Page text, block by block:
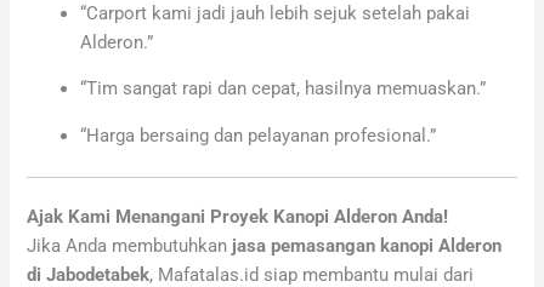
“Carport kami jadi jauh lebih sejuk setelah pakai
Alderon.”
“Tim sangat rapi dan cepat, hasilnya memuaskan.”
“Harga bersaing dan pelayanan profesional.”
Ajak Kami Menangani Proyek Kanopi Alderon Anda!
Jika Anda membutuhkan jasa pemasangan kanopi Alderon
di Jabodetabek, Mafatalas.id siap membantu mulai dari